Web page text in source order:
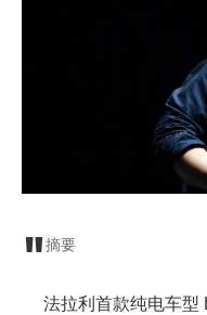
摘要
法拉利首款纯电车型